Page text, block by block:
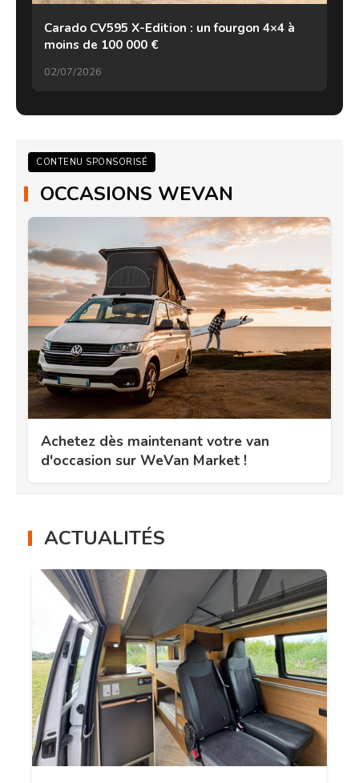
Carado CV595 X-Edition : un fourgon 4×4 à
moins de 100 000 €
02/07/2026
CONTENU SPONSORISÉ
OCCASIONS WEVAN
Achetez dès maintenant votre van
d'occasion sur WeVan Market !
ACTUALITÉS